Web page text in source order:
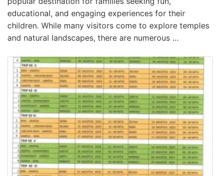
educational, and engaging experiences for their
children. While many visitors come to explore temples
and natural landscapes, there are numerous …